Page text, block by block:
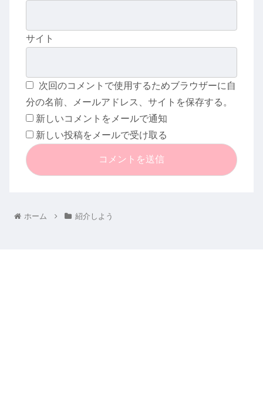
サイト
次回のコメントで使用するためブラウザーに自
分の名前、メールアドレス、サイトを保存する。
新しいコメントをメールで通知
新しい投稿をメールで受け取る
ホーム 紹介しよう